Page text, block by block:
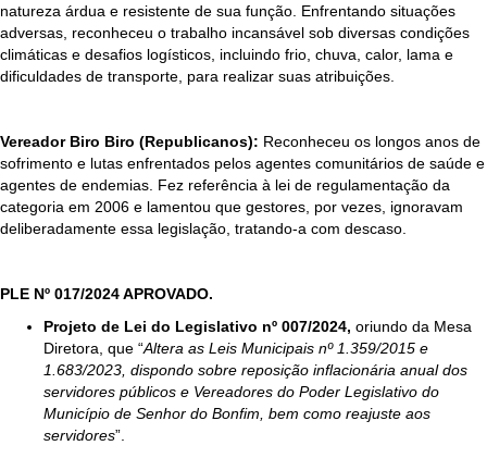
natureza árdua e resistente de sua função. Enfrentando situações
adversas, reconheceu o trabalho incansável sob diversas condições
climáticas e desafios logísticos, incluindo frio, chuva, calor, lama e
dificuldades de transporte, para realizar suas atribuições.
Vereador Biro Biro (Republicanos): Reconheceu os longos anos de
sofrimento e lutas enfrentados pelos agentes comunitários de saúde e
agentes de endemias. Fez referência à lei de regulamentação da
categoria em 2006 e lamentou que gestores, por vezes, ignoravam
deliberadamente essa legislação, tratando-a com descaso.
PLE Nº 017/2024 APROVADO.
Projeto de Lei do Legislativo nº 007/2024, oriundo da Mesa
Diretora, que “Altera as Leis Municipais nº 1.359/2015 e
1.683/2023, dispondo sobre reposição inflacionária anual dos
servidores públicos e Vereadores do Poder Legislativo do
Município de Senhor do Bonfim, bem como reajuste aos
servidores”.